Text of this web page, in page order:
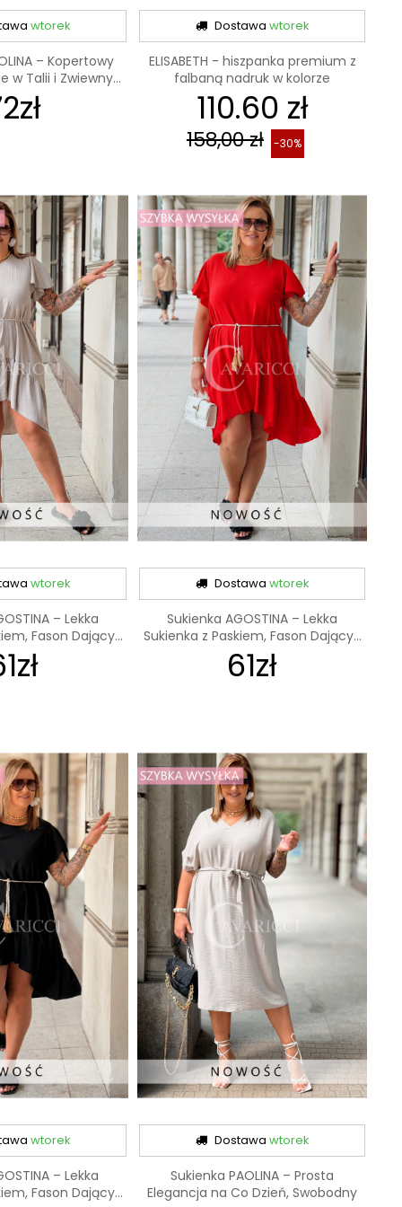
wtorek
– Kopertowy
w Talii i Zwiewny...
Dostawa wtorek
ELISABETH - hiszpanka premium z
falbaną nadruk w kolorze
czerowno...
110.60 zł
158,00 zł -30%
wtorek
– Lekka
Fason Dający...
Dostawa wtorek
Sukienka AGOSTINA – Lekka
Sukienka z Paskiem, Fason Dający...
61zł
wtorek
– Lekka
Fason Dający...
Dostawa wtorek
Sukienka PAOLINA – Prosta
Elegancja na Co Dzień, Swobodny